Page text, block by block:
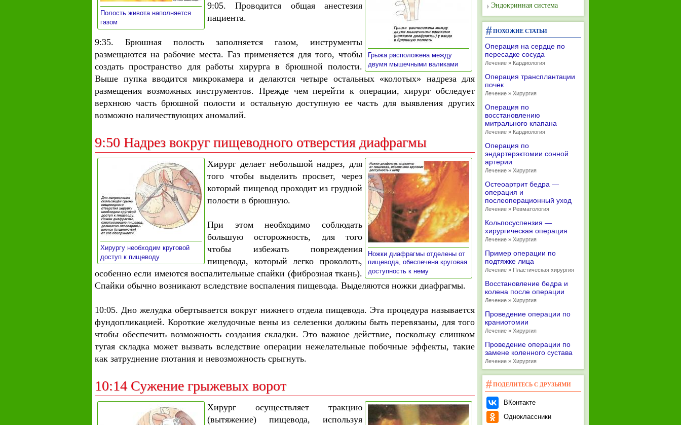
Полость живота наполняется
газом
Грыжа расположена между
двумя мышечными валиками
9:05. Проводится общая анестезия
пациента.
9:35. Брюшная полость заполняется газом, инструменты
размещаются на рабочие места. Газ применяется для того, чтобы
создать пространство для работы хирурга в брюшной полости.
Выше пупка вводится микрокамера и делаются четыре остальных «колотых» надреза для
размещения возможных инструментов. Прежде чем перейти к операции, хирург обследует
верхнюю часть брюшной полости и остальную доступную ее часть для выявления других
возможно наличествующих аномалий.
9:50 Надрез вокруг пищеводного отверстия диафрагмы
Хирургу необходим круговой
доступ к пищеводу
Ножки диафрагмы отделены от
пищевода, обеспечена круговая
доступность к нему
Хирург делает небольшой надрез, для
того чтобы выделить просвет, через
который пищевод проходит из грудной
полости в брюшную.
При этом необходимо соблюдать
большую осторожность, для того
чтобы избежать повреждения
пищевода, который легко проколоть,
особенно если имеются воспалительные спайки (фиброзная ткань).
Спайки обычно возникают вследствие воспаления пищевода. Выделяются ножки диафрагмы.
10:05. Дно желудка обертывается вокруг нижнего отдела пищевода. Эта процедура называется
фундопликацией. Короткие желудочные вены из селезенки должны быть перевязаны, для того
чтобы обеспечить возможность создания складки. Это важное действие, поскольку слишком
тугая складка может вызвать вследствие операции нежелательные побочные эффекты, такие
как затруднение глотания и невозможность срыгнуть.
10:14 Сужение грыжевых ворот
Хирург осуществляет тракцию
(вытяжение) пищевода, используя
Эндокринная система
ПОХОЖИЕ СТАТЬИ
Операция на сердце по
пересадке сосуда
Лечение » Кардиология
Операция трансплантации
почек
Лечение » Хирургия
Операция по
восстановлению
митрального клапана
Лечение » Кардиология
Операция по
эндартерэктомии сонной
артерии
Лечение » Хирургия
Остеоартрит бедра —
операция и
послеоперационный уход
Лечение » Ревматология
Кольпосуспензия —
хирургическая операция
Лечение » Хирургия
Пример операции по
подтяжке лица
Лечение » Пластическая хирургия
Восстановление бедра и
колена после операции
Лечение » Хирургия
Проведение операции по
краниотомии
Лечение » Хирургия
Проведение операции по
замене коленного сустава
Лечение » Хирургия
ПОДЕЛИТЕСЬ С ДРУЗЬЯМИ
ВКонтакте
Одноклассники